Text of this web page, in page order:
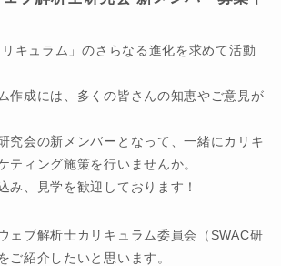
リキュラム」のさらなる進化を求めて活動
作成には、多くの皆さんの知恵やご意見が
究会の新メンバーとなって、一緒にカリキ
ティング施策を行いませんか。
み、見学を歓迎しております！
ェブ解析士カリキュラム委員会（SWAC研
ご紹介したいと思います。